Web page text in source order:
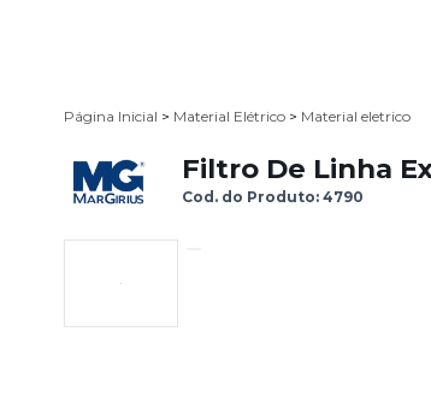
Página Inicial > Material Elétrico > Material eletrico
Filtro De Linha
Cod. do Produto: 4790